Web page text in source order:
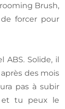
Brush,
forcer pour
ABS. Solide, il
des mois
pas à subir
et tu peux le